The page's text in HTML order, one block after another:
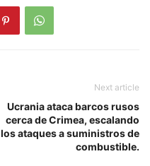
Next article
Ucrania ataca barcos rusos
cerca de Crimea, escalando
los ataques a suministros de
combustible.